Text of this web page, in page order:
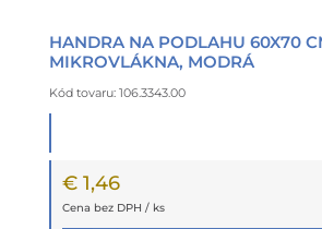
HANDRA NA PODLAHU 60X70
MIKROVLÁKNA, MODRÁ
Kód tovaru: 106.3343.00
€ 1,46
Cena bez DPH / ks